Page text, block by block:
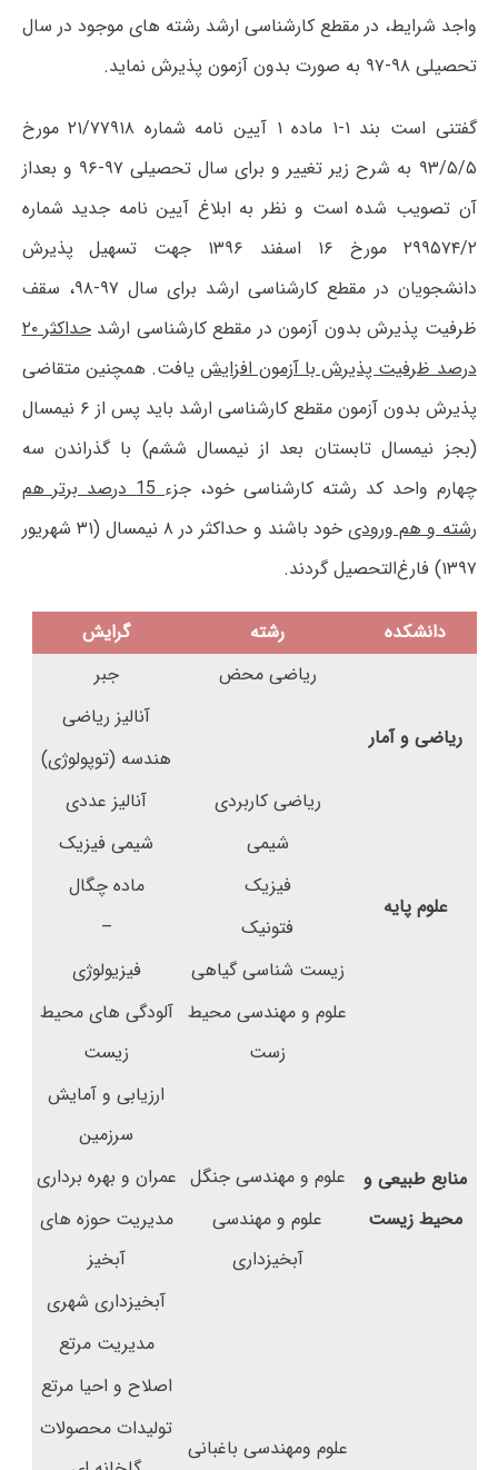
واجد شرایط، در مقطع کارشناسی ارشد رشته های موجود در سال
تحصیلی ۹۸-۹۷ به صورت بدون آزمون پذیرش ‌نماید.
گفتنی است بند ۱-۱ ماده ۱ آیین نامه شماره ۲۱/۷۷۹۱۸ مورخ
۹۳/۵/۵ به شرح زیر تغییر و برای سال تحصیلی ۹۷-۹۶ و بعداز
آن تصویب شده است و نظر به ابلاغ آیین نامه جدید شماره
۲۹۹۵۷۴/۲ مورخ ۱۶ اسفند ۱۳۹۶ جهت تسهیل پذیرش
دانشجویان در مقطع کارشناسی ارشد برای سال ۹۷-۹۸، سقف
ظرفیت پذیرش بدون آزمون در مقطع کارشناسی ارشد
حداکثر ۲۰
درصد ظرفیت پذیرش با آزمون افزایشیافت. همچنین متقاضی
پذیرش بدون آزمون مقطع کارشناسی ارشد باید پس از ۶ نیمسال
(بجز نیمسال تابستان بعد از نیمسال ششم) با گذراندن سه
چهارم واحد کد رشته کارشناسی خود، جزء
15 درصد برتر هم
رشته و هم ورودی
خود باشند و حداکثر در ۸ نیمسال (۳۱ شهریور
۱۳۹۷) فارغ‌التحصیل گردند.
دانشکده رشته گرایش
ریاضی و آمار
ریاضی محض
جبر
آنالیز ریاضی
هندسه (توپولوژی)
ریاضی کاربردی
آنالیز عددی
علوم پایه
شیمی
شیمی فیزیک
فیزیک
ماده چگال
فتونیک
–
زیست شناسی گیاهی
فیزیولوژی
منابع طبیعی و
محیط زیست
علوم و مهندسی محیط
زست
آلودگی های محیط
زیست
ارزیابی و آمایش
سرزمین
علوم و مهندسی جنگل عمران و بهره برداری
علوم و مهندسی
آبخیزداری
مدیریت حوزه­ های
آبخیز
آبخیزداری شهری
مدیریت مرتع
اصلاح و احیا مرتع
علوم ومهندسی باغبانی
تولیدات محصولات